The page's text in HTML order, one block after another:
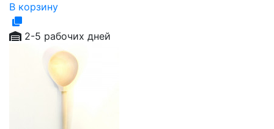
В корзину
2-5 рабочих дней